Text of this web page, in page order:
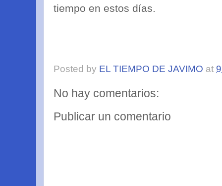
tiempo en estos días.
Posted by EL TIEMPO DE JAVIMO at
No hay comentarios:
Publicar un comentario